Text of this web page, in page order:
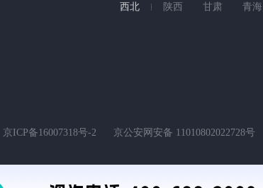
西北 陕西 甘肃 青海
京ICP备16007318号-2 京公安网安备 11010802022728号